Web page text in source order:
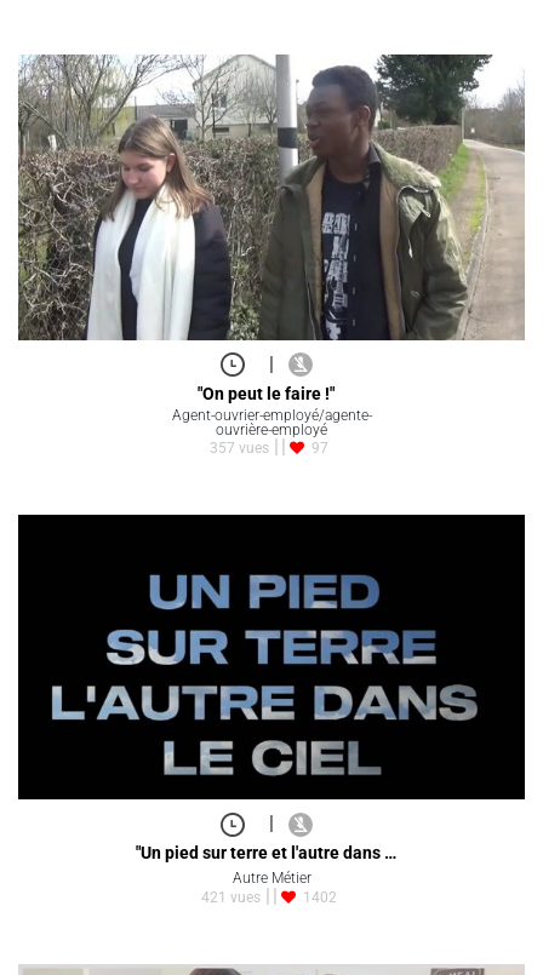
|
"On peut le faire !"
Agent-ouvrier-employé/agente-
ouvrière-employé
357 vues
97
|
"Un pied sur terre et l'autre dans …
Autre Métier
421 vues
1402